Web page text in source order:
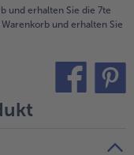
und erhalten Sie die 7te
Warenkorb und erhalten Sie